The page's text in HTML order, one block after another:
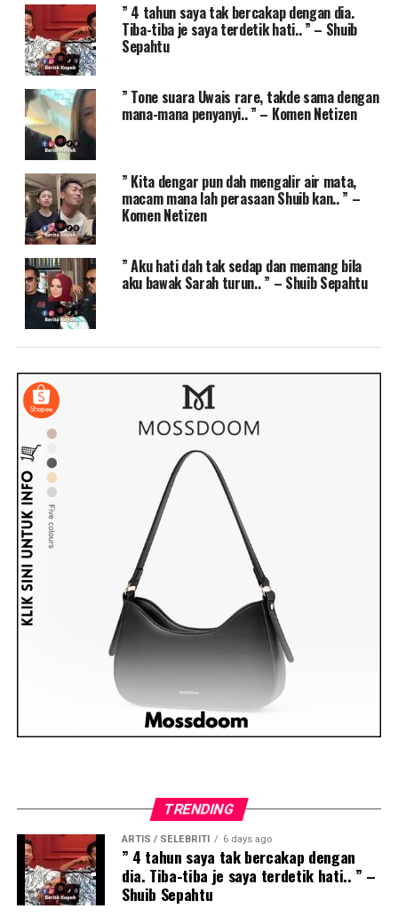
” 4 tahun saya tak bercakap dengan dia.
Tiba-tiba je saya terdetik hati.. ” – Shuib
Sepahtu
” Tone suara Uwais rare, takde sama dengan
mana-mana penyanyi.. ” – Komen Netizen
” Kita dengar pun dah mengalir air mata,
macam mana lah perasaan Shuib kan.. ” –
Komen Netizen
” Aku hati dah tak sedap dan memang bila
aku bawak Sarah turun.. ” – Shuib Sepahtu
TRENDING
ARTIS / SELEBRITI 6 days ago
” 4 tahun saya tak bercakap dengan
dia. Tiba-tiba je saya terdetik hati.. ” –
Shuib Sepahtu